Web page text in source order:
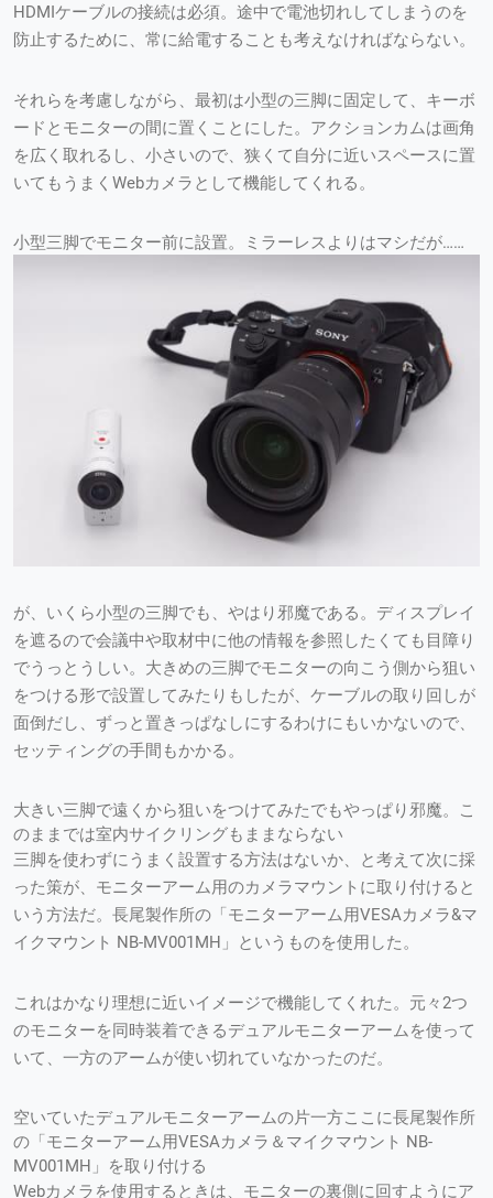
HDMIケーブルの接続は必須。途中で電池切れしてしまうのを
防止するために、常に給電することも考えなければならない。
それらを考慮しながら、最初は小型の三脚に固定して、キーボ
ードとモニターの間に置くことにした。アクションカムは画角
を広く取れるし、小さいので、狭くて自分に近いスペースに置
いてもうまくWebカメラとして機能してくれる。
小型三脚でモニター前に設置。ミラーレスよりはマシだが……
が、いくら小型の三脚でも、やはり邪魔である。ディスプレイ
を遮るので会議中や取材中に他の情報を参照したくても目障り
でうっとうしい。大きめの三脚でモニターの向こう側から狙い
をつける形で設置してみたりもしたが、ケーブルの取り回しが
面倒だし、ずっと置きっぱなしにするわけにもいかないので、
セッティングの手間もかかる。
大きい三脚で遠くから狙いをつけてみたでもやっぱり邪魔。こ
のままでは室内サイクリングもままならない
三脚を使わずにうまく設置する方法はないか、と考えて次に採
った策が、モニターアーム用のカメラマウントに取り付けると
いう方法だ。長尾製作所の「モニターアーム用VESAカメラ&マ
イクマウント NB-MV001MH」というものを使用した。
これはかなり理想に近いイメージで機能してくれた。元々2つ
のモニターを同時装着できるデュアルモニターアームを使って
いて、一方のアームが使い切れていなかったのだ。
空いていたデュアルモニターアームの片一方ここに長尾製作所
の「モニターアーム用VESAカメラ＆マイクマウント NB-
MV001MH」を取り付ける
Webカメラを使用するときは、モニターの裏側に回すようにア